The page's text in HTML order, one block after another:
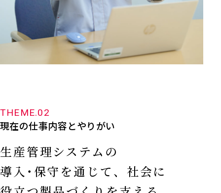
THEME.02
現在の仕事内容とやりがい
生産管理システムの
導入･保守を通じて、社会に